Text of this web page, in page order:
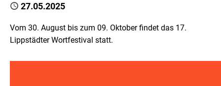
Published
27.05.2025
Vom 30. August bis zum 09. Oktober findet das 17.
Lippstädter Wortfestival statt.